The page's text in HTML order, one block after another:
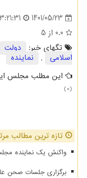
1401/05/23
0.0 از 5
تگهای خبر:
دولت
اسلامی
,
نماینده
این مطلب مجلس
(0)
تازه ترین مطالب
واکنش یک نماینده
برگزاری جلسات صحن